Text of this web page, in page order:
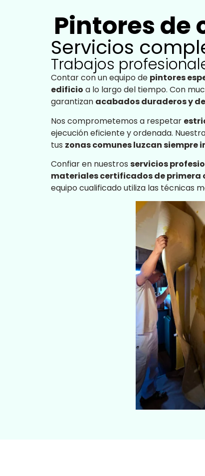
Pintores de
Servicios
Trabajos
Contar con un equipo de pintores
edificio a lo largo del tiempo. Con
garantizan acabados duraderos y
Nos comprometemos a respetar
ejecución eficiente y ordenada.
tus zonas comunes luzcan siempre
Confiar en nuestros servicios
materiales certificados de primera
equipo cualificado utiliza las técnicas